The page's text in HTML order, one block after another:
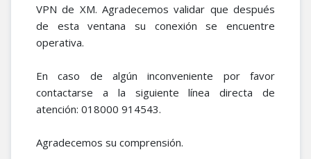
VPN de XM. Agradecemos validar que después
de esta ventana su conexión se encuentre
operativa.
En caso de algún inconveniente por favor
contactarse a la siguiente línea directa de
atención: 018000 914543.
Agradecemos su comprensión.